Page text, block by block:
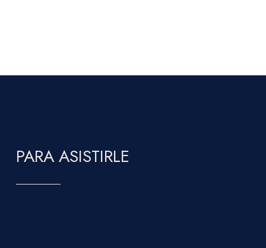
PARA ASISTIRLE